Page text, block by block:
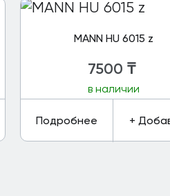
MANN HU 6015 z
7500 ₸
в наличии
Подробнее +